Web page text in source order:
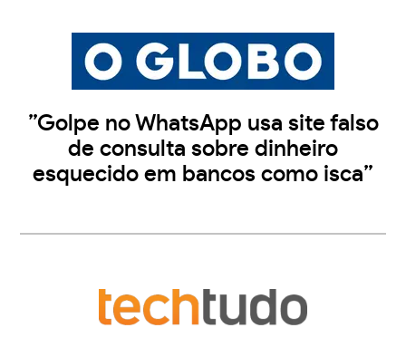
”Golpe no WhatsApp usa site falso
de consulta sobre dinheiro
esquecido em bancos como isca”